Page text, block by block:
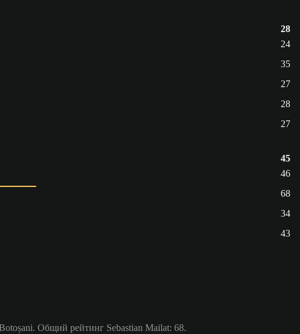
28
24
35
27
28
27
45
46
68
34
43
Общий рейтинг Sebastian Mailat: 68.